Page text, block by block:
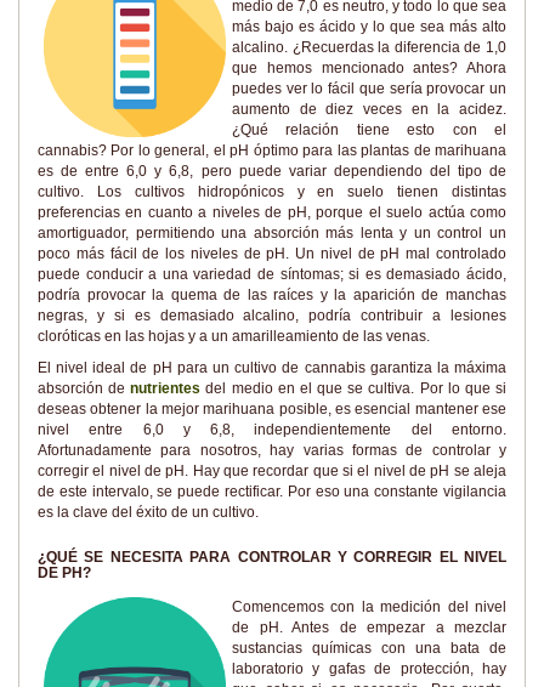
medio de 7,0 es neutro, y todo lo que sea
más bajo es ácido y lo que sea más alto
alcalino. ¿Recuerdas la diferencia de 1,0
que hemos mencionado antes? Ahora
puedes ver lo fácil que sería provocar un
aumento de diez veces en la acidez.
¿Qué relación tiene esto con el
cannabis? Por lo general, el pH óptimo para las plantas de marihuana
es de entre 6,0 y 6,8, pero puede variar dependiendo del tipo de
cultivo. Los cultivos hidropónicos y en suelo tienen distintas
preferencias en cuanto a niveles de pH, porque el suelo actúa como
amortiguador, permitiendo una absorción más lenta y un control un
poco más fácil de los niveles de pH. Un nivel de pH mal controlado
puede conducir a una variedad de síntomas; si es demasiado ácido,
podría provocar la quema de las raíces y la aparición de manchas
negras, y si es demasiado alcalino, podría contribuir a lesiones
cloróticas en las hojas y a un amarilleamiento de las venas.
El nivel ideal de pH para un cultivo de cannabis garantiza la máxima
absorción denutrientes del medio en el que se cultiva. Por lo que si
deseas obtener la mejor marihuana posible, es esencial mantener ese
nivel entre 6,0 y 6,8, independientemente del entorno.
Afortunadamente para nosotros, hay varias formas de controlar y
corregir el nivel de pH. Hay que recordar que si el nivel de pH se aleja
de este intervalo, se puede rectificar. Por eso una constante vigilancia
es la clave del éxito de un cultivo.
¿QUÉ SE NECESITA PARA CONTROLAR Y CORREGIR EL NIVEL
DE PH?
Comencemos con la medición del nivel
de pH. Antes de empezar a mezclar
sustancias químicas con una bata de
laboratorio y gafas de protección, hay